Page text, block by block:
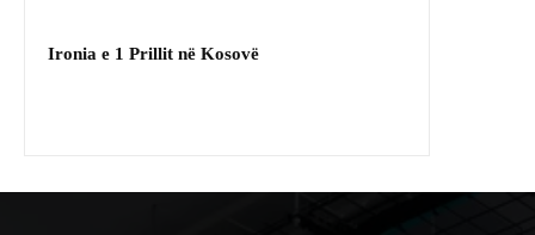
Ironia e 1 Prillit në Kosovë